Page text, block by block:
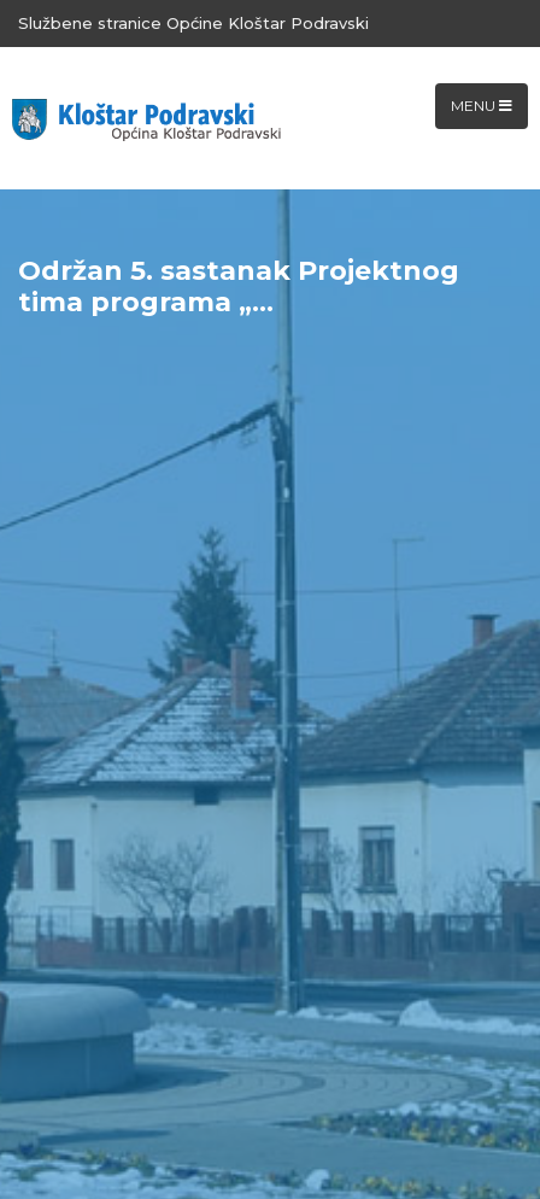
Službene stranice Općine Kloštar Podravski
MENU
Održan 5. sastanak Projektnog
tima programa „...